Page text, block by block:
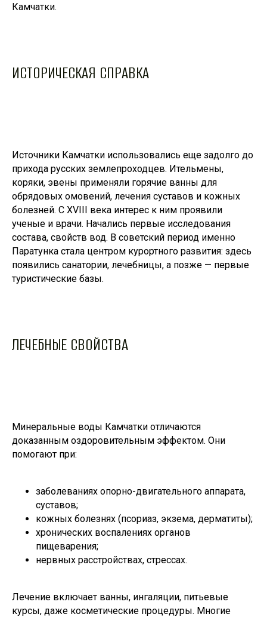
Камчатки.
ИСТОРИЧЕСКАЯ СПРАВКА
Источники Камчатки использовались еще задолго до
прихода русских землепроходцев. Ительмены,
коряки, эвены применяли горячие ванны для
обрядовых омовений, лечения суставов и кожных
болезней. С XVIII века интерес к ним проявили
ученые и врачи. Начались первые исследования
состава, свойств вод. В советский период именно
Паратунка стала центром курортного развития: здесь
появились санатории, лечебницы, а позже — первые
туристические базы.
ЛЕЧЕБНЫЕ СВОЙСТВА
Минеральные воды Камчатки отличаются
доказанным оздоровительным эффектом. Они
помогают при:
заболеваниях опорно-двигательного аппарата,
суставов;
кожных болезнях (псориаз, экзема, дерматиты);
хронических воспалениях органов
пищеварения;
нервных расстройствах, стрессах.
Лечение включает ванны, ингаляции, питьевые
курсы, даже косметические процедуры. Многие